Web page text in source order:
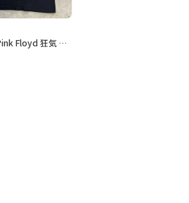
ピンクフロイド Pink Floyd 狂気 プリズム バンドTシャツ メンズL バンT ミュージックT 黒色